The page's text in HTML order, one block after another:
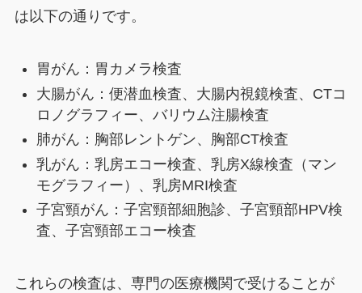
は以下の通りです。
胃がん：胃カメラ検査
大腸がん：便潜血検査、大腸内視鏡検査、CTコ
ロノグラフィー、バリウム注腸検査
肺がん：胸部レントゲン、胸部CT検査
乳がん：乳房エコー検査、乳房X線検査（マン
モグラフィー）、乳房MRI検査
子宮頸がん：子宮頸部細胞診、子宮頸部HPV検
査、子宮頸部エコー検査
これらの検査は、専門の医療機関で受けることが